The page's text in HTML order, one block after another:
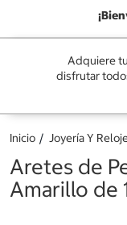
Adquiere
disfrutar
Inicio Joyería Y
Aretes de
Amarillo de